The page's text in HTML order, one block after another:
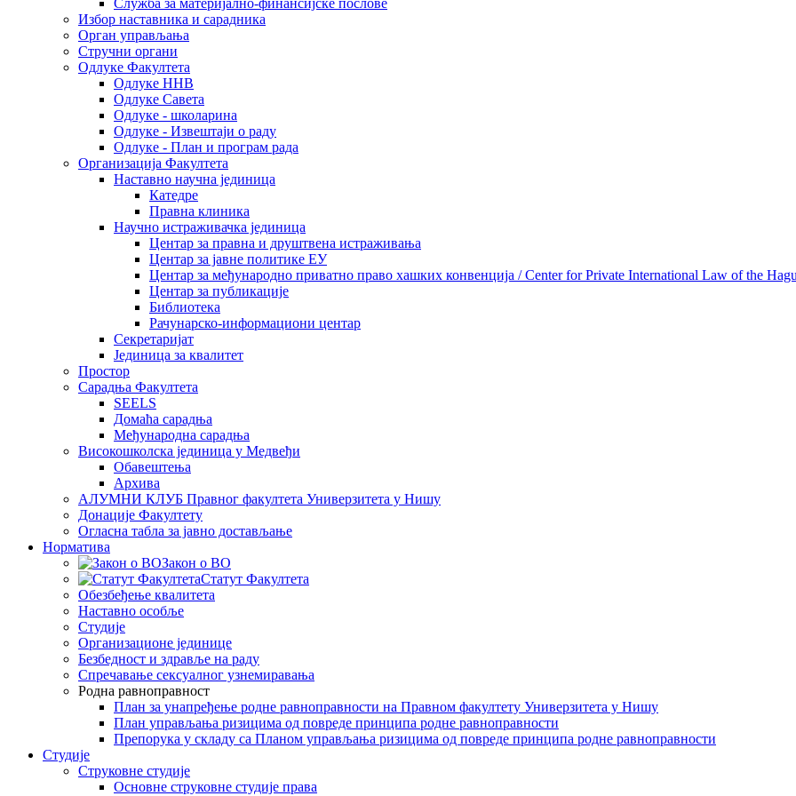
Служба за материјално-финансијске послове
Избор наставника и сарадника
Oрган управљања
Стручни органи
Одлуке Факултета
Одлуке ННВ
Одлуке Савета
Одлуке - школарина
Одлуке - Извештаји о раду
Одлуке - План и програм рада
Организација Факултета
Наставно научна јединица
Катедре
Правна клиника
Научно истраживачка јединица
Центар за правна и друштвена истраживања
Центар за јавне политике ЕУ
Центар за међународно приватно право хашких конвенција / Center for Private International Law of the
Центар за публикације
Библиотека
Рачунарско-информациони центар
Секретаријат
Јединица за квалитет
Простор
Сарадња Факултета
SEELS
Домаћа сарадња
Међународна сарадња
Високошколска јединица у Медвеђи
Обавештења
Архива
АЛУМНИ КЛУБ Правног факултета Универзитета у Нишу
Донације Факултету
Огласна табла за јавно достављање
Норматива
Закон о ВО
Статут Факултета
Обезбеђење квалитета
Наставно особље
Студије
Организационе јединице
Безбедност и здравље на раду
Спречавање сексуалног узнемиравања
Родна равноправност
План за унапређење родне равноправности на Правном факултету Универзитета у Нишу
План управљања ризицима од повреде принципа родне равноправности
Препорука у складу са Планом управљања ризицима од повреде принципа родне равноправности
Студије
Струковне студије
Основне струковне студије права